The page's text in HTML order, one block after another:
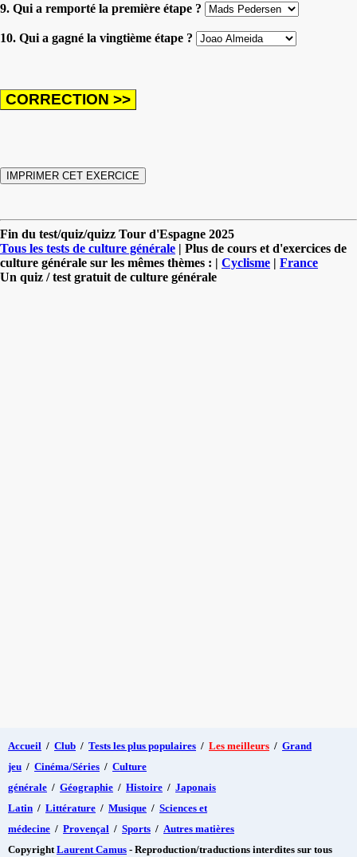
9. Qui a remporté la première étape ?
10. Qui a gagné la vingtième étape ?
Fin du test/quiz/quizz Tour d'Espagne 2025
Tous les tests de culture générale | Plus de cours et d'exercices de
culture générale sur les mêmes thèmes : | Cyclisme | France
Un quiz / test gratuit de culture générale
Accueil / Club / Tests les plus populaires / Les meilleurs / Grand
jeu / Cinéma/Séries / Culture
générale / Géographie / Histoire / Japonais
Latin / Littérature / Musique / Sciences et
médecine / Provençal / Sports / Autres matières
Copyright Laurent Camus - Reproduction/traductions interdites sur tous